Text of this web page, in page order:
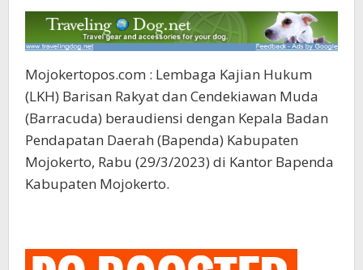
Mojokertopos.com : Lembaga Kajian Hukum
(LKH) Barisan Rakyat dan Cendekiawan Muda
(Barracuda) beraudiensi dengan Kepala Badan
Pendapatan Daerah (Bapenda) Kabupaten
Mojokerto, Rabu (29/3/2023) di Kantor Bapenda
Kabupaten Mojokerto.